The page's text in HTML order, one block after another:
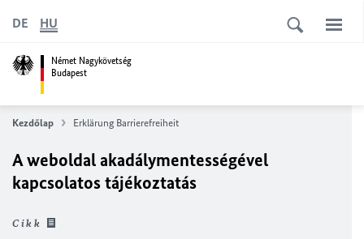
Német Nagykövetség
Budapest
DE HU
Kezdőlap Erklärung Barrierefreiheit
A weboldal akadálymentességével
kapcsolatos tájékoztatás
Cikk